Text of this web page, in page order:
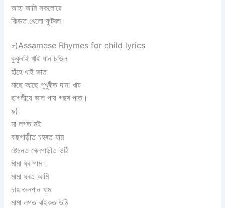
আহা আমি সকলোৱে
ফিল্ডত খেলো ফুটবল।
৮)Assamese Rhymes for child lyrics
কুকুৰাই খাই ধান চাউল
হাঁহে খাই ভাত
মাছে আছে পুখুৰীত দানা খায়
ছাগলীয়ে ভাল পায় গছৰ পাত।
৯)
মা লগত মই
বাছগাড়ীত চহৰত যাম
ষ্টেচনত ৰেলগাড়ীত উঠি
মামা ঘৰ পাম।
মামা ঘৰত আমি
চাহ জলপান খাম
মামা লগত বাইকত উঠি